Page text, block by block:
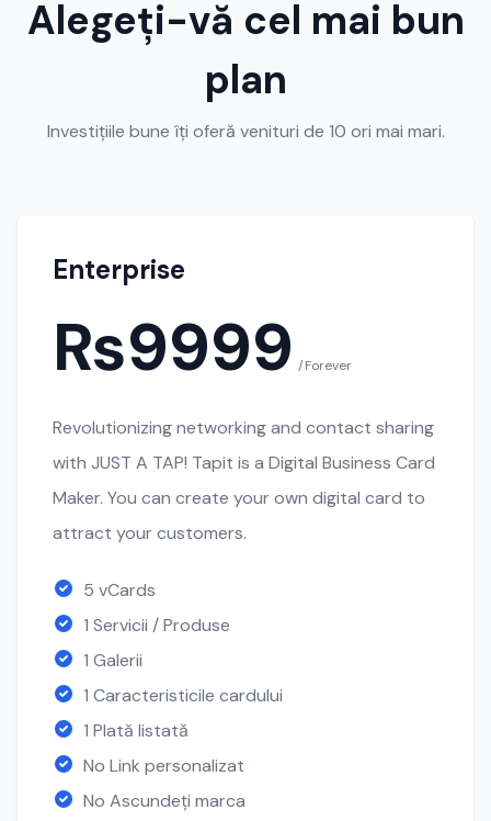
Alegeți-vă cel mai bun
plan
Investițiile bune îți oferă venituri de 10 ori mai mari.
Enterprise
₨9999 /Forever
Revolutionizing networking and contact sharing
with JUST A TAP! Tapit is a Digital Business Card
Maker. You can create your own digital card to
attract your customers.
5 vCards
1 Servicii / Produse
1 Galerii
1 Caracteristicile cardului
1 Plată listată
No Link personalizat
No Ascundeți marca